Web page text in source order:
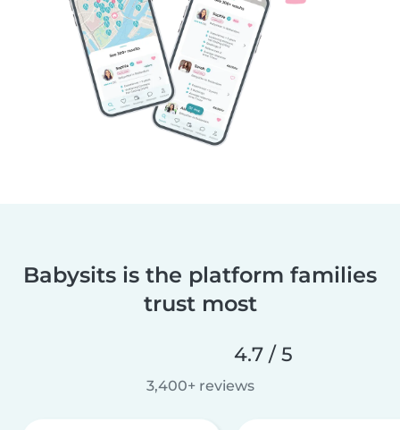
Babysits is the platform families
trust most
4.7 / 5
3,400+ reviews